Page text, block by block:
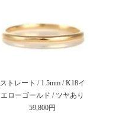
ストレート / 1.5mm / K18イ
エローゴールド / ツヤあり
59,800円